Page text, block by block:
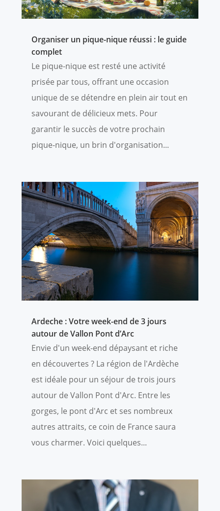
Organiser un pique-nique réussi : le guide
complet
Le pique-nique est resté une activité
prisée par tous, offrant une occasion
unique de se détendre en plein air tout en
savourant de délicieux mets. Pour
garantir le succès de votre prochain
pique-nique, un brin d'organisation...
Ardeche : Votre week-end de 3 jours
autour de Vallon Pont d’Arc
Envie d'un week-end dépaysant et riche
en découvertes ? La région de l'Ardèche
est idéale pour un séjour de trois jours
autour de Vallon Pont d'Arc. Entre les
gorges, le pont d'Arc et ses nombreux
autres attraits, ce coin de France saura
vous charmer. Voici quelques...